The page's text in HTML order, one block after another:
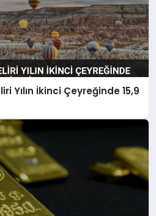
Yılın İkinci Çeyreğinde 15,9